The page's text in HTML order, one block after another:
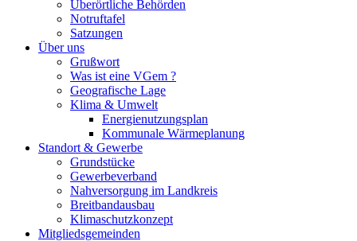
Überörtliche Behörden
Notruftafel
Satzungen
Über uns
Grußwort
Was ist eine VGem ?
Geografische Lage
Klima & Umwelt
Energienutzungsplan
Kommunale Wärmeplanung
Standort & Gewerbe
Grundstücke
Gewerbeverband
Nahversorgung im Landkreis
Breitbandausbau
Klimaschutzkonzept
Mitgliedsgemeinden